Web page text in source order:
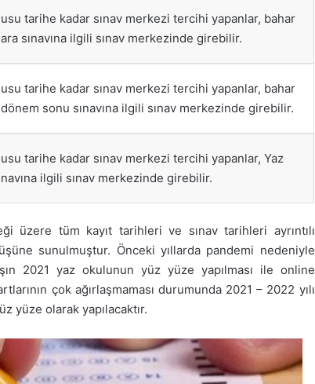
tarihe kadar sınav merkezi tercihi yapanlar, bahar
sınavına ilgili sınav merkezinde girebilir.
tarihe kadar sınav merkezi tercihi yapanlar, bahar
sonu sınavına ilgili sınav merkezinde girebilir.
tarihe kadar sınav merkezi tercihi yapanlar, Yaz
ilgili sınav merkezinde girebilir.
üzere tüm kayıt tarihleri ve sınav tarihleri ayrıntılı
sunulmuştur. Önceki yıllarda pandemi nedeniyle
2021 yaz okulunun yüz yüze yapılması ile online
çok ağırlaşmaması durumunda 2021 – 2022 yılı
yüze olarak yapılacaktır.